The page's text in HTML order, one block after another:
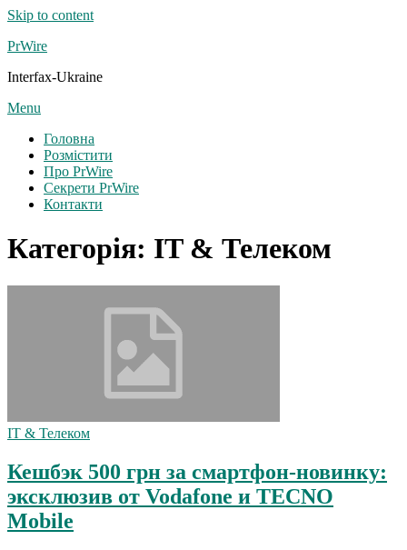
Skip to content
PrWire
Interfax-Ukraine
Menu
Головна
Розмістити
Про PrWire
Секрети PrWire
Контакти
Категорія: IT & Телеком
IT & Телеком
Кешбэк 500 грн за смартфон-новинку:
эксклюзив от Vodafone и TECNO
Mobile